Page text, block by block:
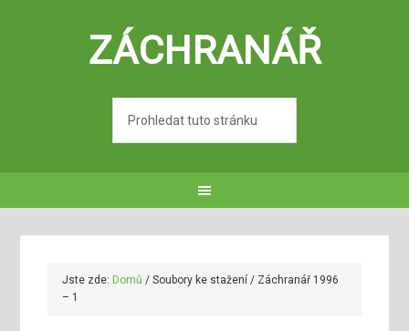
ZÁCHRANÁŘ
Jste zde: Domů / Soubory ke stažení/ Záchranář 1996
– 1